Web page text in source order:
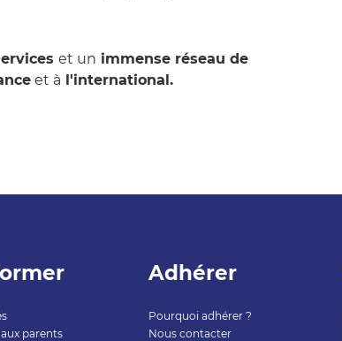
et un immense réseau de
et à l'international.
parents
Adhérer
Pourquoi adhérer ?
Nous contacter